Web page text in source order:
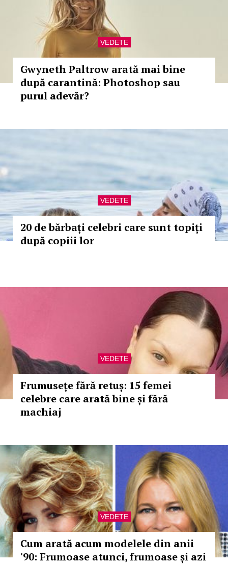
VEDETE
Gwyneth Paltrow arată mai bine
după carantină: Photoshop sau
purul adevăr?
VEDETE
20 de bărbați celebri care sunt topiți
după copiii lor
VEDETE
Frumusețe fără retuș: 15 femei
celebre care arată bine și fără
machiaj
VEDETE
Cum arată acum modelele din anii
'90: Frumoase atunci, frumoase și azi